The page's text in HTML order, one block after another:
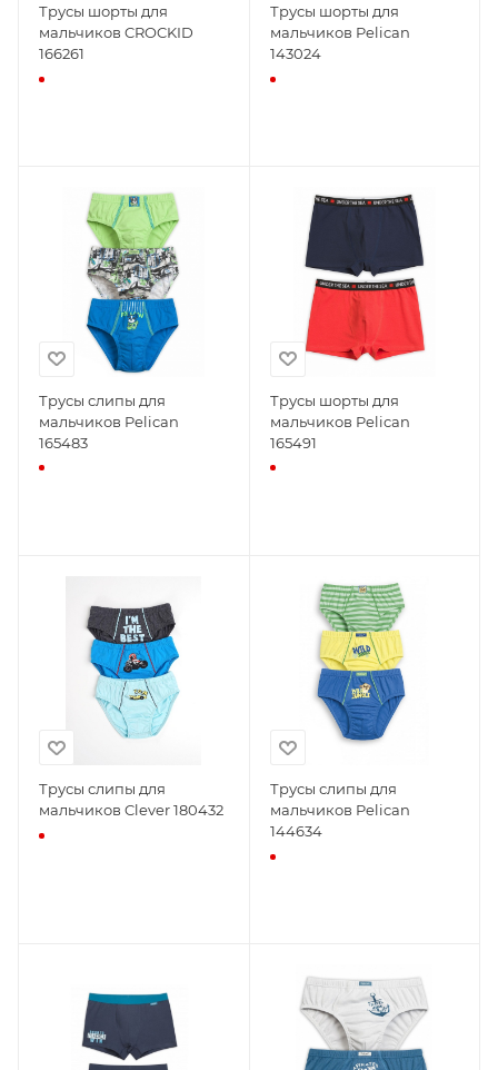
Трусы шорты для
мальчиков CROCKID
166261
Трусы шорты для
мальчиков Pelican
143024
Трусы слипы для
мальчиков Pelican
165483
Трусы шорты для
мальчиков Pelican
165491
Трусы слипы для
мальчиков Clever 180432
Трусы слипы для
мальчиков Pelican
144634